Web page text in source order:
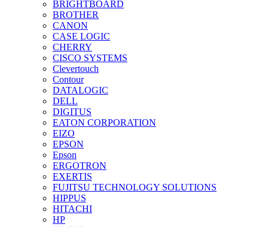
BRIGHTBOARD
BROTHER
CANON
CASE LOGIC
CHERRY
CISCO SYSTEMS
Clevertouch
Contour
DATALOGIC
DELL
DIGITUS
EATON CORPORATION
EIZO
EPSON
Epson
ERGOTRON
EXERTIS
FUJITSU TECHNOLOGY SOLUTIONS
HIPPUS
HITACHI
HP